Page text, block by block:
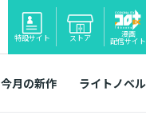
特設サイト ストア 漫画
配信サイト
今月の新作 ライトノベル